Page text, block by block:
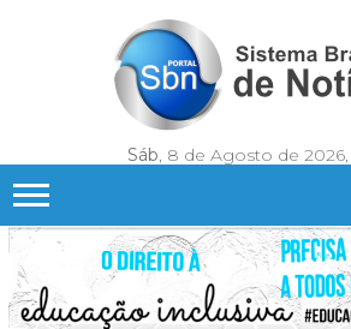
Sáb, 8 de Agosto de 2026,